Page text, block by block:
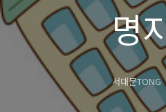
명
대
서대문TONG